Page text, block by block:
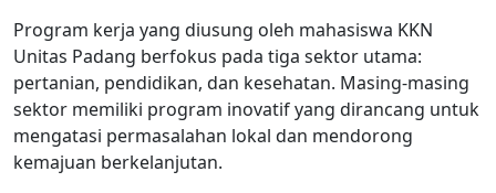
Program kerja yang diusung oleh mahasiswa KKN
Unitas Padang berfokus pada tiga sektor utama:
pertanian, pendidikan, dan kesehatan. Masing-masing
sektor memiliki program inovatif yang dirancang untuk
mengatasi permasalahan lokal dan mendorong
kemajuan berkelanjutan.